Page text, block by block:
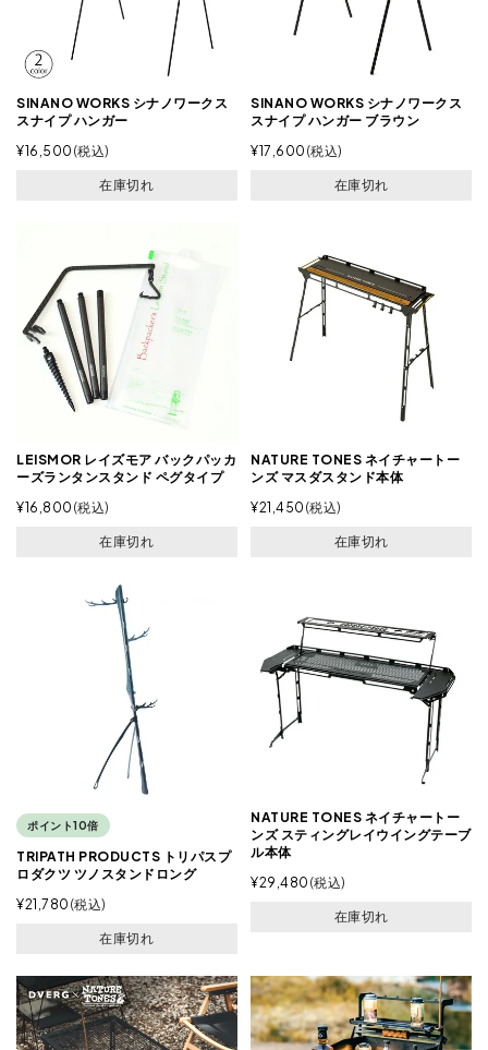
SINANO WORKS シナノワークス
スナイプ ハンガー
¥16,500 税込
在庫切れ
SINANO WORKS シナノワークス
スナイプ ハンガー ブラウン
¥17,600 税込
在庫切れ
LEISMOR レイズモア バックパッカ
ーズランタンスタンド ペグタイプ
¥16,800 税込
在庫切れ
NATURE TONES ネイチャートー
ンズ マスダスタンド本体
¥21,450 税込
在庫切れ
ポイント10倍
TRIPATH PRODUCTS トリパスプ
ロダクツ ツノスタンドロング
¥21,780 税込
在庫切れ
NATURE TONES ネイチャートー
ンズ スティングレイウイングテーブ
ル本体
¥29,480 税込
在庫切れ